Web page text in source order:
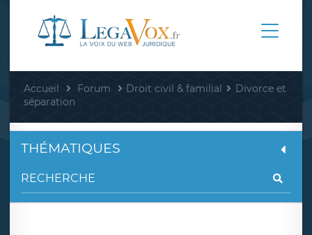
Accueil Forum Droit civil & familial
Divorce et
séparation
THÉMATIQUES